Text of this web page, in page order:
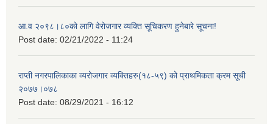
आ.व २०९८।८०को लागि वेरोजगार व्यक्ति सूचिकरण हुनेबारे सूचना!
Post date: 02/21/2022 - 11:24
राप्ती नगरपालिकाका व्यरोजगार व्यक्तिहरु(१८-५९) को प्राथमिकता क्रम सूची
२०७७।०७८
Post date: 08/29/2021 - 16:12